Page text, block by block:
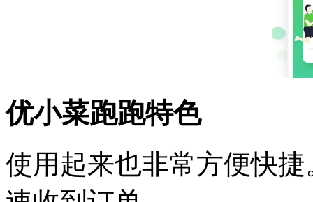
优小菜跑跑特色
使用起来也非常方便快